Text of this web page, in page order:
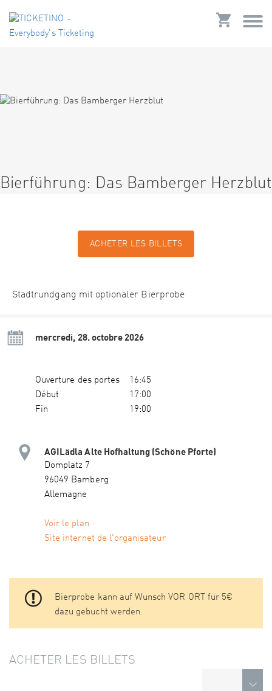
Bierführung: Das Bamberger Herzblut
ACHETER LES BILLETS
Stadtrundgang mit optionaler Bierprobe
mercredi, 28. octobre 2026
Ouverture des portes
16:45
Début
17:00
Fin
19:00
AGILädla Alte Hofhaltung (Schöne Pforte)
Domplatz 7
96049 Bamberg
Allemagne
Voir le plan
Site internet de l'organisateur
Bierprobe kann auf Wunsch VOR ORT für 5€
dazu gebucht werden.
ACHETER LES BILLETS